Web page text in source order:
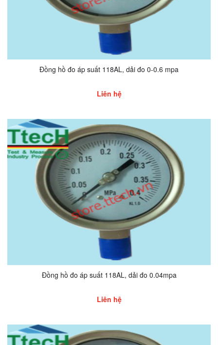
Đồng hồ đo áp suất 118AL, dải đo 0-0.6 mpa
Liên hệ
Đồng hồ đo áp suất 118AL, dải đo 0.04mpa
Liên hệ